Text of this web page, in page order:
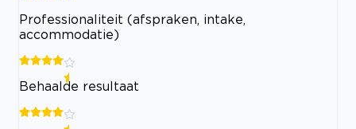
Professionaliteit (afspraken, intake,
accommodatie)
Behaalde resultaat